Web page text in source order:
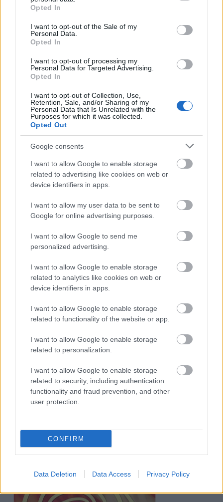
grant or deny consent to Google and its third-party tags to
use your data for below specified purposes in below Google
consent section.
Opted In
I want to opt-out of the Sale of my
Personal Data.
Opted In
I want to opt-out of processing my
Personal Data for Targeted Advertising.
Opted In
I want to opt-out of Collection, Use,
Retention, Sale, and/or Sharing of my
Personal Data that Is Unrelated with the
Purposes for which it was collected.
Opted Out
Google consents
I want to allow Google to enable storage
related to advertising like cookies on web or
device identifiers in apps.
I want to allow my user data to be sent to
Google for online advertising purposes.
I want to allow Google to send me
personalized advertising.
I want to allow Google to enable storage
related to analytics like cookies on web or
device identifiers in apps.
I want to allow Google to enable storage
related to functionality of the website or app.
I want to allow Google to enable storage
related to personalization.
I want to allow Google to enable storage
related to security, including authentication
functionality and fraud prevention, and other
user protection.
CONFIRM
Data Deletion Data Access Privacy Policy
Kimolos Experience Festival